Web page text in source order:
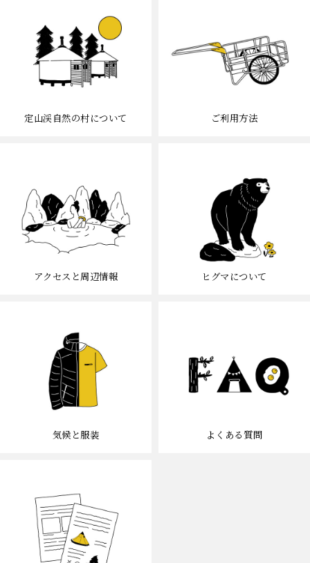
定山渓自然の村について ご利用方法
アクセスと周辺情報 ヒグマについて
気候と服装 よくある質問